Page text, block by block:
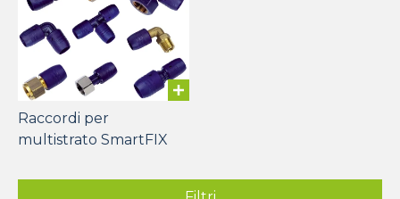
Raccordi per
multistrato SmartFIX